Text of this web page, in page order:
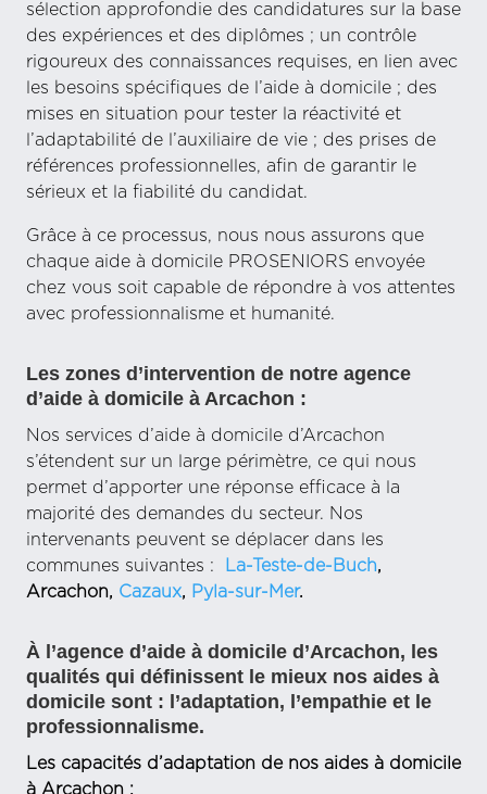
sélection approfondie des candidatures sur la base
des expériences et des diplômes ; un contrôle
rigoureux des connaissances requises, en lien avec
les besoins spécifiques de l’aide à domicile ; des
mises en situation pour tester la réactivité et
l’adaptabilité de l’auxiliaire de vie ; des prises de
références professionnelles, afin de garantir le
sérieux et la fiabilité du candidat.
Grâce à ce processus, nous nous assurons que
chaque aide à domicile PROSENIORS envoyée
chez vous soit capable de répondre à vos attentes
avec professionnalisme et humanité.
Les zones d’intervention de notre agence
d’aide à domicile à Arcachon :
Nos services d’aide à domicile d’Arcachon
s’étendent sur un large périmètre, ce qui nous
permet d’apporter une réponse efficace à la
majorité des demandes du secteur. Nos
intervenants peuvent se déplacer dans les
communes suivantes :
La-Teste-de-Buch,
Arcachon, Cazaux, Pyla-sur-Mer.
À l’agence d’aide à domicile d’Arcachon, les
qualités qui définissent le mieux nos aides à
domicile sont : l’adaptation, l’empathie et le
professionnalisme.
Les capacités d’adaptation de nos aides à domicile
à Arcachon :